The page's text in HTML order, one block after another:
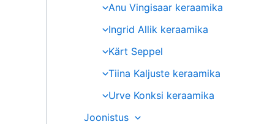
Anu Vingisaar keraamika
Ingrid Allik keraamika
Kärt Seppel
Tiina Kaljuste keraamika
Urve Konksi keraamika
Joonistus